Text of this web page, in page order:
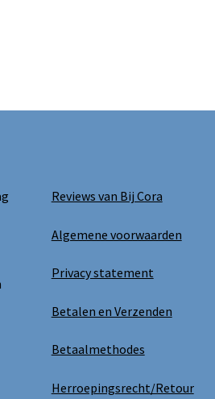
Reviews van Bij Cora
Algemene voorwaarden
Privacy statement
Betalen en Verzenden
Betaalmethodes
Herroepingsrecht/Retour